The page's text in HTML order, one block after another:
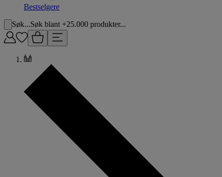
Bestselgere
Søk...Søk blant +25.000 produkter...